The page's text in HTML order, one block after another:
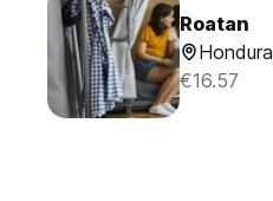
Roatan
€16.57